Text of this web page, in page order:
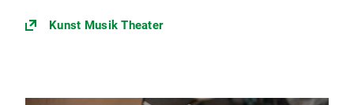
Kunst Musik Theater